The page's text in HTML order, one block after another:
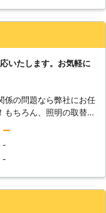
す。作業内容や料金に関
いたします。お気軽に
係の問題なら弊社にお任
もちろん、照明の取替作
や、お部屋をオシャレに
ダントライトの設置、
取替工事など、照明のこ
ー
-
-